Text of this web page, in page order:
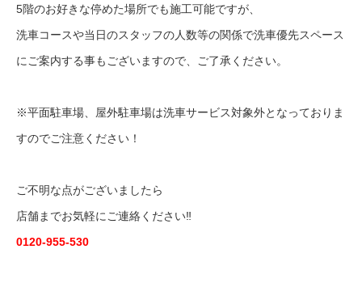
5階のお好きな停めた場所でも施工可能ですが、
洗車コースや当日のスタッフの人数等の関係で洗車優先スペース
にご案内する事もございますので、ご了承ください。
※平面駐車場、屋外駐車場は洗車サービス対象外となっておりま
すのでご注意ください！
ご不明な点がございましたら
店舗までお気軽にご連絡ください‼️
0120-955-530